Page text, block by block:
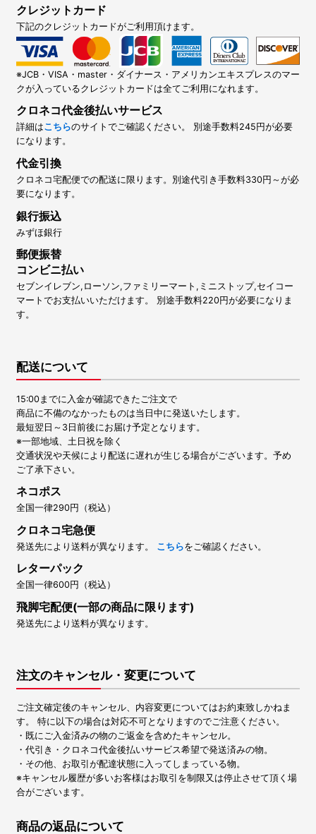
クレジットカード
下記のクレジットカードがご利用頂けます。
※JCB・VISA・master・ダイナース・アメリカンエキスプレスのマー
クが入っているクレジットカードは全てご利用になれます。
クロネコ代金後払いサービス
詳細はこちらのサイトでご確認ください。 別途手数料245円が必要
になります。
代金引換
クロネコ宅配便での配送に限ります。別途代引き手数料330円～が必
要になります。
銀行振込
みずほ銀行
郵便振替
コンビニ払い
セブンイレブン,ローソン,ファミリーマート,ミニストップ,セイコー
マートでお支払いいただけます。 別途手数料220円が必要になりま
す。
配送について
15:00までに入金が確認できたご注文で
商品に不備のなかったものは当日中に発送いたします。
最短翌日～3日前後にお届け予定となります。
※一部地域、土日祝を除く
交通状況や天候により配送に遅れが生じる場合がございます。予め
ご了承下さい。
ネコポス
全国一律290円（税込）
クロネコ宅急便
発送先により送料が異なります。 こちらをご確認ください。
レターパック
全国一律600円（税込）
飛脚宅配便(一部の商品に限ります)
発送先により送料が異なります。
注文のキャンセル・変更について
ご注文確定後のキャンセル、内容変更についてはお約束致しかねま
す。 特に以下の場合は対応不可となりますのでご注意ください。
・既にご入金済みの物のご返金を含めたキャンセル。
・代引き・クロネコ代金後払いサービス希望で発送済みの物。
・その他、お取引が配達状態に入ってしまっている物。
※キャンセル履歴が多いお客様はお取引を制限又は停止させて頂く場
合がございます。
商品の返品について